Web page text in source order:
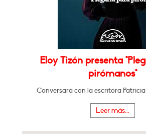
Eloy Tizón presenta
pirómanos"
Conversará con la escritora
Leer más...